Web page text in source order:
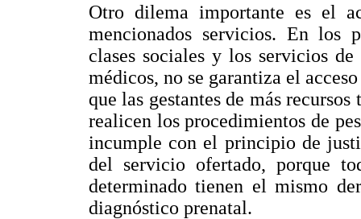
Otro dilema importante es el
mencionados servicios. En los
clases sociales y los servicios
médicos, no se garantiza el
que las gestantes de más
realicen los procedimientos de
incumple con el principio de
del servicio ofertado, porque
determinado tienen el mismo
diagnóstico prenatal.